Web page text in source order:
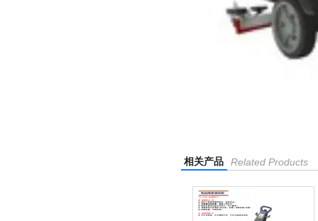
相关产品 Related Products